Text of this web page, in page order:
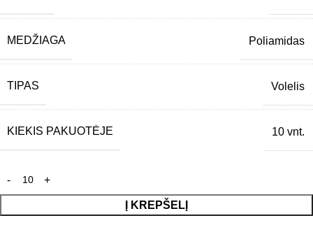
MEDŽIAGA Poliamidas
TIPAS Volelis
KIEKIS PAKUOTĖJE 10 vnt.
Į KREPŠELĮ